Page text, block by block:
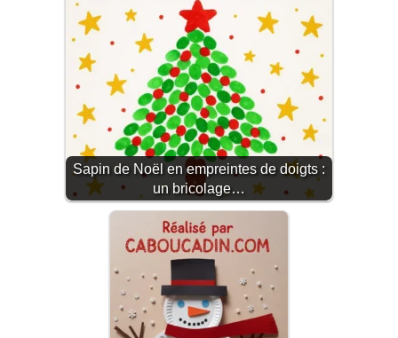
Sapin de Noël en empreintes de doigts :
un bricolage…